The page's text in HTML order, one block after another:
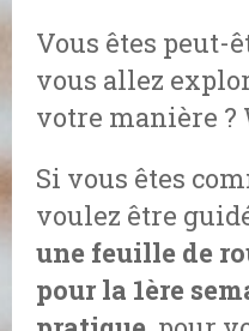
Vous êtes peut-
vous allez
votre manière ?
Si vous êtes
voulez être
une feuille de
pour la 1ère